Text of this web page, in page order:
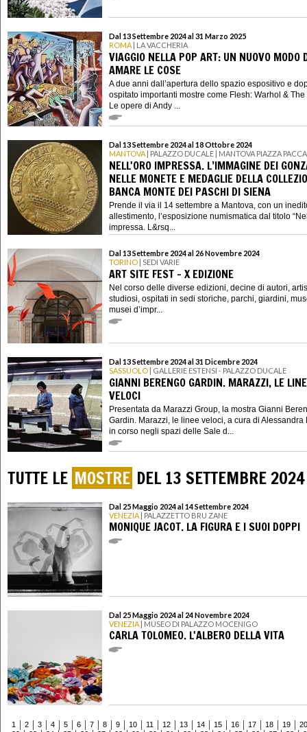
Dal 13 Settembre 2024 al 31 Marzo 2025
ROMA | LA VACCHERIA
VIAGGIO NELLA POP ART: UN NUOVO MODO
AMARE LE COSE
A due anni dall’apertura dello spazio espositivo e
ospitato importanti mostre come Flesh: Warhol & The
Le opere di Andy ...
Dal 13 Settembre 2024 al 18 Ottobre 2024
MANTOVA | PALAZZO DUCALE | MANTOVA PIAZZA
NELL'ORO IMPRESSA. L’IMMAGINE DEI
NELLE MONETE E MEDAGLIE DELLA
BANCA MONTE DEI PASCHI DI SIENA
Prende il via il 14 settembre a Mantova, con un
allestimento, l’esposizione numismatica dal titolo
impressa. L&rsq...
Dal 13 Settembre 2024 al 26 Novembre 2024
TORINO | SEDI VARIE
ART SITE FEST - X EDIZIONE
Nel corso delle diverse edizioni, decine di autori,
studiosi, ospitati in sedi storiche, parchi, giardini,
musei d’impr...
Dal 13 Settembre 2024 al 31 Dicembre 2024
SASSUOLO | GALLERIE ESTENSI - PALAZZO DUCALE
GIANNI BERENGO GARDIN. MARAZZI, LE
VELOCI
Presentata da Marazzi Group, la mostra Gianni
Gardin. Marazzi, le linee veloci, a cura di Alessandra
in corso negli spazi delle Sale d...
TUTTE LE MOSTRE DEL 13 SETTEMBRE 2024
Dal 25 Maggio 2024 al 14 Settembre 2024
VENEZIA | PALAZZETTO BRU ZANE
MONIQUE JACOT. LA FIGURA E I SUOI DOPPI
Dal 25 Maggio 2024 al 24 Novembre 2024
VENEZIA | MUSEO DI PALAZZO MOCENIGO
CARLA TOLOMEO. L'ALBERO DELLA VITA
1 2 3 4 5 6 7 8 9 10 11 12 13 14 15 16 17 18 19
20